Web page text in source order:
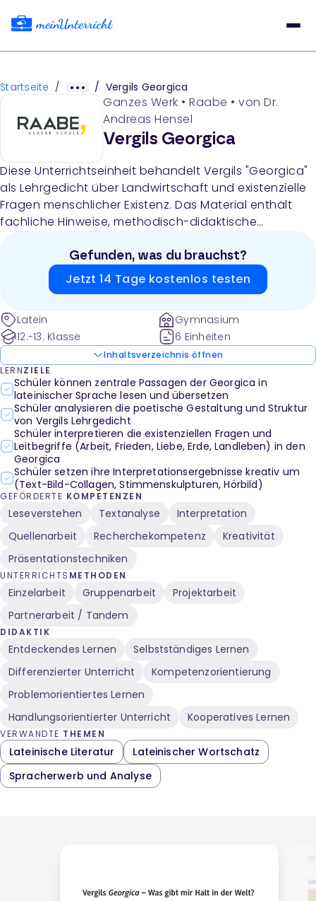
Startseite / / Vergils Georgica
Ganzes Werk • Raabe • von Dr.
Andreas Hensel
Vergils Georgica
Diese Unterrichtseinheit behandelt Vergils "Georgica"
als Lehrgedicht über Landwirtschaft und existenzielle
Fragen menschlicher Existenz. Das Material enthält
fachliche Hinweise, methodisch-didaktische
Textauszügen, Übersetzungen,
Interpretationsaufgaben sowie Lösungsvorschläge
für den Lateinunterricht der Oberstufe.
Gefunden, was du brauchst?
Jetzt 14 Tage kostenlos testen
Latein
12.-13. Klasse
Gymnasium
6 Einheiten
Inhaltsverzeichnis öffnen
LERNZIELE
Schüler können zentrale Passagen der Georgica in
lateinischer Sprache lesen und übersetzen
Schüler analysieren die poetische Gestaltung und Struktur
von Vergils Lehrgedicht
Schüler interpretieren die existenziellen Fragen und
Leitbegriffe (Arbeit, Frieden, Liebe, Erde, Landleben) in den
Georgica
Schüler setzen ihre Interpretationsergebnisse kreativ um
(Text-Bild-Collagen, Stimmenskulpturen, Hörbild)
GEFÖRDERTE KOMPETENZEN
Leseverstehen Textanalyse
Interpretation
Quellenarbeit
Recherchekompetenz
Kreativität
Präsentationstechniken
UNTERRICHTS METHODEN
Einzelarbeit Gruppenarbeit
Projektarbeit
Partnerarbeit / Tandem
DIDAKTIK
Entdeckendes Lernen
Selbstständiges Lernen
Differenzierter Unterricht
Kompetenzorientierung
Problemorientiertes Lernen
Handlungsorientierter Unterricht
Kooperatives Lernen
VERWANDTE THEMEN
Lateinische Literatur
Lateinischer Wortschatz
Spracherwerb und Analyse